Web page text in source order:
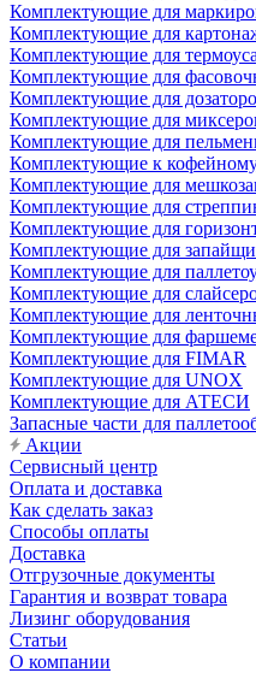
Комплектующие для
Комплектующие для
Комплектующие для
Комплектующие для
Комплектующие для
Комплектующие для
Комплектующие для
Комплектующие к
Комплектующие для
Комплектующие для
Комплектующие для
Комплектующие для
Комплектующие для
Комплектующие для
Комплектующие для
Комплектующие для
Комплектующие для FIMAR
Комплектующие для UNOX
Комплектующие для АТЕСИ
Запасные части для
Акции
Сервисный центр
Оплата и доставка
Как сделать заказ
Способы оплаты
Доставка
Отгрузочные документы
Гарантия и возврат товара
Лизинг оборудования
Статьи
О компании